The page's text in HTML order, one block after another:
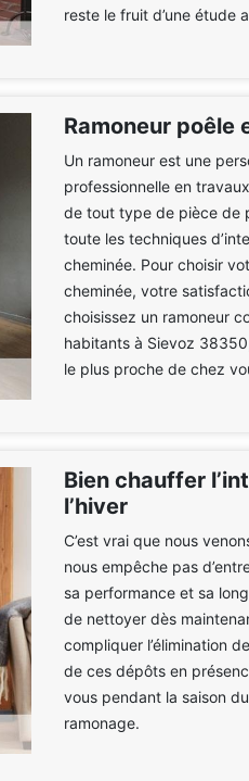
reste le fruit d’une étude
Ramoneur poêle
Un ramoneur est une
professionnelle en
de tout type de pièce de
toute les techniques
cheminée. Pour choisir
cheminée, votre
choisissez un ramoneur
habitants à Sievoz
le plus proche de chez
Bien chauffer
l’hiver
C’est vrai que nous
nous empêche pas
sa performance et sa
de nettoyer dès
compliquer l’élimination
de ces dépôts en
vous pendant la saison
ramonage.